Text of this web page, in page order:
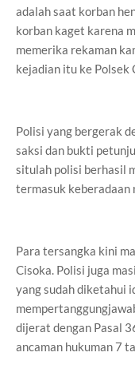
adalah saat korban
korban kaget karena
memerika rekaman
kejadian itu ke Polsek
Polisi yang bergerak
saksi dan bukti
situlah polisi berhasil
termasuk keberadaan
Para tersangka kini
Cisoka. Polisi juga
yang sudah diketahui
dijerat dengan Pasal
ancaman hukuman 7